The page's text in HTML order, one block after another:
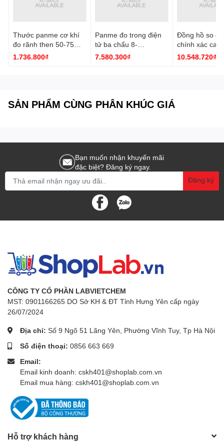
Thước panme cơ khí
đo rãnh then 50-75
mm 3233-75A Insize
1.736.800₫
Panme đo trong điện
tử ba chấu 8-
10mm/0.31-0.39''
7.580.300₫
Đồng hồ so
chính xác cao
0.001mm
10.548.720₫
SẢN PHẨM CÙNG PHÂN KHÚC GIÁ
Bạn muốn nhận khuyến mãi
đặc biệt? Đăng ký ngay.
Đăng ký
CÔNG TY CỔ PHẦN LABVIETCHEM
MST: 0901166265 DO Sở KH & ĐT Tỉnh Hưng Yên cấp ngày
26/07/2024
Địa chỉ: Số 9 Ngõ 51 Lãng Yên, Phường Vĩnh Tuy, Tp Hà Nội
Số điện thoại: 0856 663 669
Email:
Email kinh doanh: cskh401@shoplab.com.vn
Email mua hàng: cskh401@shoplab.com.vn
Hỗ trợ khách hàng